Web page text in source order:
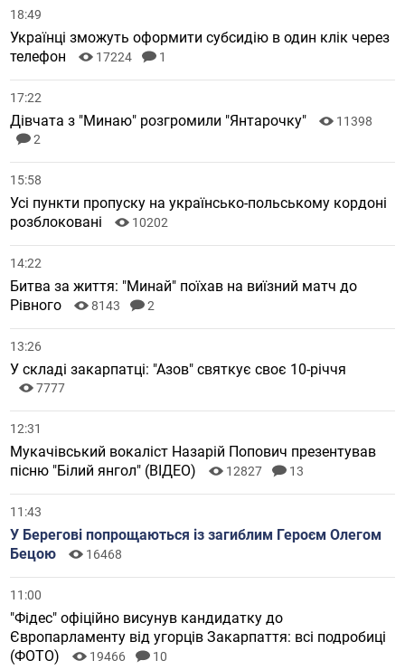
18:49
Українці зможуть оформити субсидію в один клік через
телефон
17224 1
17:22
Дівчата з "Минаю" розгромили "Янтарочку"
11398
2
15:58
Усі пункти пропуску на українсько-польському кордоні
розблоковані
10202
14:22
Битва за життя: "Минай" поїхав на виїзний матч до
Рівного
8143 2
13:26
У складі закарпатці: "Азов" святкує своє 10-річчя
7777
12:31
Мукачівський вокаліст Назарій Попович презентував
пісню "Білий янгол" (ВІДЕО)
12827 13
11:43
У Берегові попрощаються із загиблим Героєм Олегом
Бецою
16468
11:00
"Фідес" офіційно висунув кандидатку до
Європарламенту від угорців Закарпаття: всі подробиці
(ФОТО)
19466 10